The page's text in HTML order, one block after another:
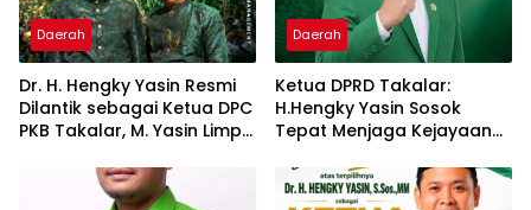
Daerah
Dr. H. Hengky Yasin Resmi
Dilantik sebagai Ketua DPC
PKB Takalar, M. Yasin Limpo
Daerah
Ketua DPRD Takalar:
H.Hengky Yasin Sosok
Tepat Menjaga Kejayaan
Panrannuangku